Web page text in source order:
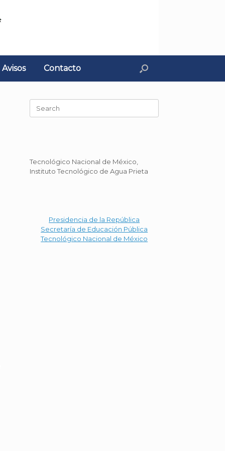
Avisos Contacto
for:
Tecnológico Nacional de México,
Instituto Tecnológico de Agua Prieta
Presidencia de la República
Secretaría de Educación Pública
Tecnológico Nacional de México